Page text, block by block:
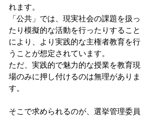
れます。
「公共」では、現実社会の課題を扱っ
たり模擬的な活動を行ったりすること
により、より実践的な主権者教育を行
うことが想定されています。
ただ、実践的で魅力的な授業を教育現
場のみに押し付けるのは無理がありま
す。
そこで求められるのが、選挙管理委員